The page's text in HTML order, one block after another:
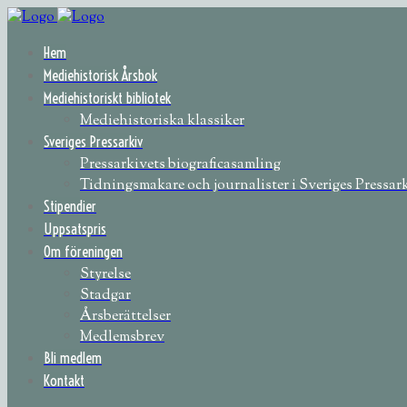
Hem
Mediehistorisk Årsbok
Mediehistoriskt bibliotek
Mediehistoriska klassiker
Sveriges Pressarkiv
Pressarkivets biograficasamling
Tidningsmakare och journalister i Sveriges
Stipendier
Uppsatspris
Om föreningen
Styrelse
Stadgar
Årsberättelser
Medlemsbrev
Bli medlem
Kontakt